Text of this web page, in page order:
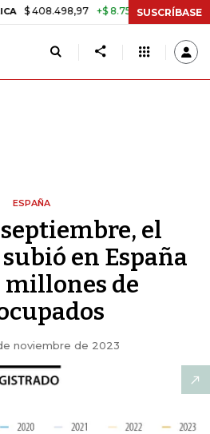
+$ 8.753,81 +2,19% TASA DE
SUSCRÍBASE
ESPAÑA
el
en España
millones de
noviembre de 2023